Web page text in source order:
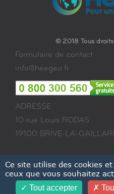
© 2018 Tous
Formulaire de contact
info@heegeo.fr
ADRESSE
10 rue Louis RODAS
19100 BRIVE-LA-
Ce site utilise des cookies
ceux que vous souhaitez
Tout accepter